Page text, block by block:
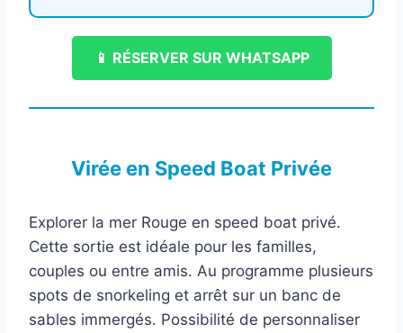
📱 RÉSERVER SUR WHATSAPP
Virée en Speed Boat Privée
Explorer la mer Rouge en speed boat privé.
Cette sortie est idéale pour les familles,
couples ou entre amis. Au programme plusieurs
spots de snorkeling et arrêt sur un banc de
sables immergés. Possibilité de personnaliser